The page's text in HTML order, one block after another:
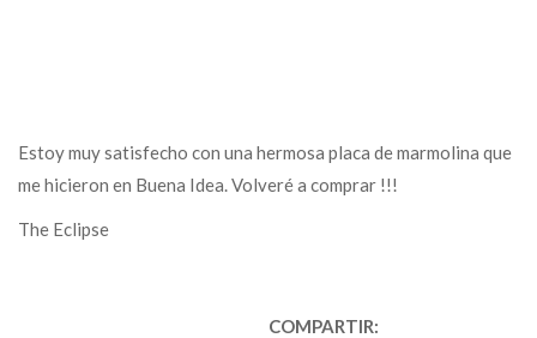
Estoy muy satisfecho con una hermosa placa de marmolina que
me hicieron en Buena Idea. Volveré a comprar !!!
The Eclipse
COMPARTIR: